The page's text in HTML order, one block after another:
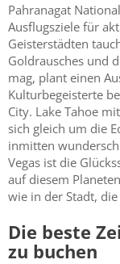
Pahranagat
Ausflugsziele für
Geisterstädten
Goldrausches und
mag, plant einen
Kulturbegeisterte
City. Lake Tahoe
sich gleich um die
inmitten
Vegas ist die
auf diesem
wie in der Stadt,
Die beste
zu buchen